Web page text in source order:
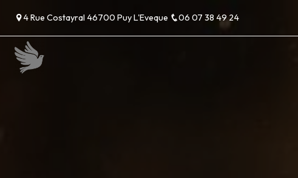
4 Rue Costayral 46700 Puy L'Eveque 06 07 38 49 24